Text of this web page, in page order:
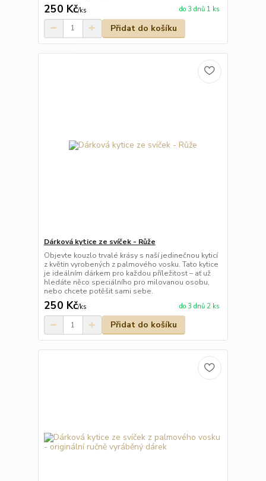
250 Kč/ks do 3 dnů 1 ks
Přidat do košíku
Dárková kytice ze svíček - Růže
Objevte kouzlo trvalé krásy s naší jedinečnou kyticí
z květin vyrobených z palmového vosku. Tato kytice
je ideálním dárkem pro každou příležitost – ať už
hledáte něco speciálního pro milovanou osobu,
nebo chcete potěšit sami sebe.
250 Kč/ks do 3 dnů 2 ks
Přidat do košíku